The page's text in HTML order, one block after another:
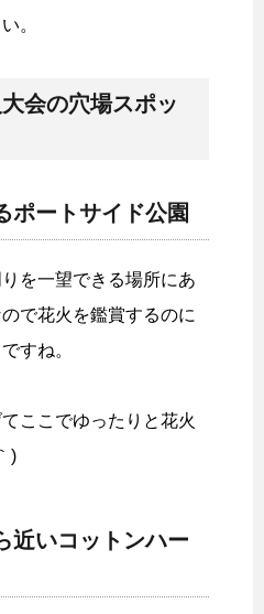
。
会の穴場スポッ
ポートサイド公園
を一望できる場所にあ
で花火を鑑賞するのに
すね。
ここでゆったりと花火
)
近いコットンハー